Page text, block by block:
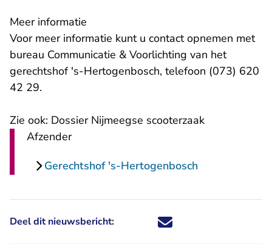
Meer informatie
Voor meer informatie kunt u contact opnemen met
bureau Communicatie & Voorlichting van het
gerechtshof 's-Hertogenbosch, telefoon (073) 620
42 29.
Zie ook: Dossier Nijmeegse scooterzaak
Afzender
Gerechtshof 's-Hertogenbosch
Deel dit nieuwsbericht: Deel dit nieuwsbericht via X -
Deel dit nieuwsbericht via
Deel dit nieuwsbericht
Deel dit